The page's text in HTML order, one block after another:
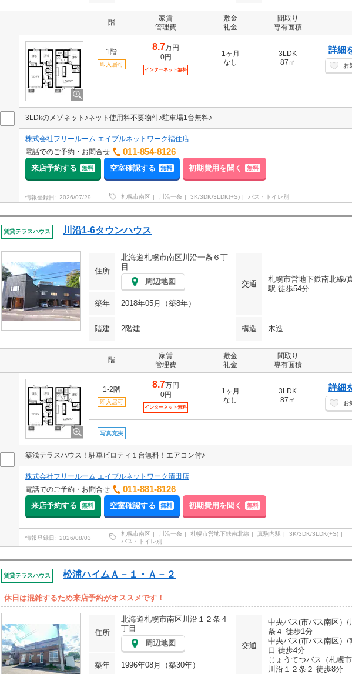
階
家賃
管理費
敷金
礼金
間取り
専有面積
1階
即入居可
8.7万円
0円
インターネット無料
1ヶ月
なし
3LDK
87㎡
詳細
お
3LDkのメゾネット♪ネット使用料不要物件♪駐車場1台無料♪
株式会社フリールーム エイブルネットワーク福住店
電話でのご予約・お問合せ
011-854-8126
来店予約する 無料 空室確認する 無料 初期費用を聞く 無料
情報登録日 2026/07/29 札幌市南区 川沿一条 3K/3DK/3LDK(+S) バス・トイレ別
賃貸テラスハウス 川沿1-6タウンハウス
住所
北海道札幌市南区川沿一条６丁
目
周辺地図
交通
札幌市営地下鉄南北線/
駅 徒歩54分
築年
2018年05月（築8年）
階建 2階建 構造 木造
階
家賃
管理費
敷金
礼金
間取り
専有面積
1-2階
即入居可
8.7万円
0円
インターネット無料
1ヶ月
なし
3LDK
87㎡
詳細
お
写真充実
築浅テラスハウス！駐車ピロティ１台無料！エアコン付♪
株式会社フリールーム エイブルネットワーク清田店
電話でのご予約・お問合せ
011-881-8126
来店予約する 無料 空室確認する 無料 初期費用を聞く 無料
情報登録日 2026/08/03
札幌市南区 川沿一条 札幌市営地下鉄南北線 真駒内駅
3K/3DK/3LDK(+S)
バス・トイレ別
賃貸テラスハウス 松浦ハイムＡ－１・Ａ－２
休日は混雑するため来店予約がオススメです！
住所
北海道札幌市南区川沿１２条４
丁目
周辺地図
交通
中央バス(市バス南区）/
条４ 徒歩1分
中央バス(市バス南区）/
口 徒歩4分
じょうてつバス（札幌
川沿１２条２ 徒歩8分
築年 1996年08月（築30年）